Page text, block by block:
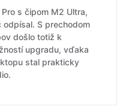
s čipom M2 Ultra,
S prechodom
došlo totiž k
upgradu, vďaka
stal prakticky